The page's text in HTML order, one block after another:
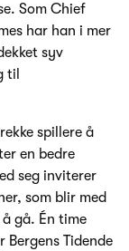
Som Chief
har han i mer
syv
til
spillere å
en bedre
seg inviterer
som blir med
gå. Én time
Bergens Tidende